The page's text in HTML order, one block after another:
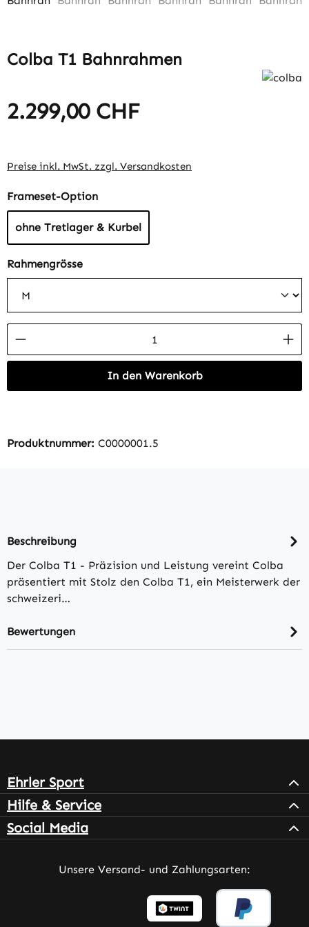
Colba T1 Bahnrahmen
Regulärer Preis:
2.299,00 CHF
Preise inkl. MwSt. zzgl. Versandkosten
Frameset-Optionauswählen
ohne Tretlager & Kurbel
Rahmengrösseauswählen
Produkt Anzahl: Gib den gewünschten
In den Warenkorb
Produktnummer: C0000001.5
Beschreibung
Der Colba T1 - Präzision und Leistung vereint Colba
präsentiert mit Stolz den Colba T1, ein Meisterwerk der
schweizeri…
Bewertungen
Ehrler Sport
Hilfe & Service
Social Media
Unsere Versand- und Zahlungsarten: